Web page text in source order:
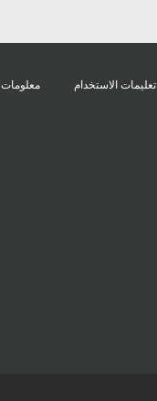
تعليمات الاستخدام معلومات